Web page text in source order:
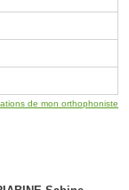
de mon orthophoniste